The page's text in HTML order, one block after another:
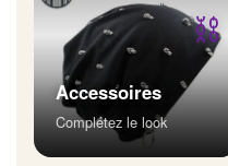
⛓
Accessoires
Complétez le look